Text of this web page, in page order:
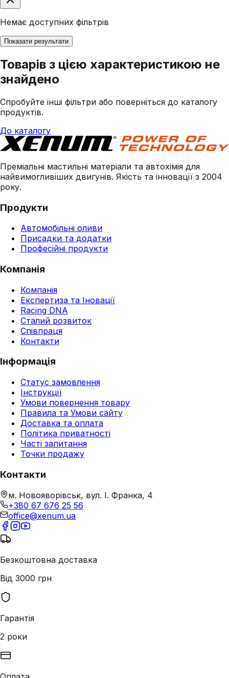
Немає доступних фільтрів
Показати результати
Товарів з цією характеристикою не
знайдено
Спробуйте інші фільтри або поверніться до каталогу
продуктів.
До каталогу
Преміальні мастильні матеріали та автохімія для
найвимогливіших двигунів. Якість та інновації з 2004
року.
Продукти
Автомобільні оливи
Присадки та додатки
Професійні продукти
Компанія
Компанія
Експертиза та Іновації
Racing DNA
Сталий розвиток
Співпраця
Контакти
Інформація
Статус замовлення
Інструкції
Умови повернення товару
Правила та Умови сайту
Доставка та оплата
Політика приватності
Часті запитання
Точки продажу
Контакти
м. Новояворівськ, вул. І. Франка, 4
+380 67 676 25 56
office@xenum.ua
Безкоштовна доставка
Від 3000 грн
Гарантія
2 роки